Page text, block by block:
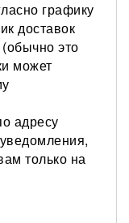
графику
доставок
это
может
адресу
только на